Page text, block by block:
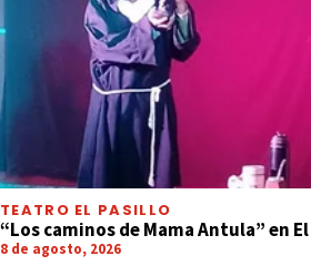
TEATRO EL PASILLO
“Los caminos de Mama Antula” en
8 de agosto, 2026